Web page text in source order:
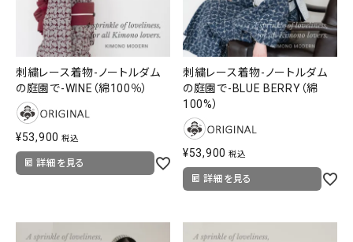
刺繍レース着物-ノートルダム
の庭園で-WINE（綿100％）
¥53,900 税込
詳細を見る
刺繍レース着物-ノートルダム
の庭園で-BLUE BERRY（綿
100%）
¥53,900 税込
詳細を見る